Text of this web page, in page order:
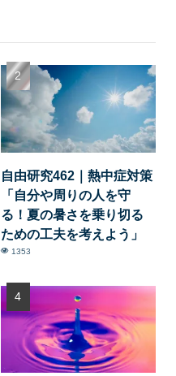
自由研究462｜熱中症対策
「自分や周りの人を守
る！夏の暑さを乗り切る
ための工夫を考えよう」
1353